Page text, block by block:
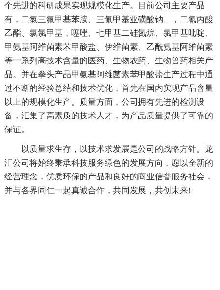
个先进的科研成果实现规模化生产。目前公司主要产品
有，二氯三氟甲基苯胺、三氟甲基亚磺酸钠、，二氰丙酸
乙酯、氯氯甲基，噻唑、七甲基二硅氮烷、氯甲基吡啶、
甲氨基阿维菌素苯甲酸盐、伊维菌素、乙酰氨基阿维菌素
等一系列高技术含量的医药、生物农药、生物兽药相关产
品。并在拳头产品甲氨基阿维菌素苯甲酸盐生产过程中通
过不断的经验总结和技术优化，首先在国内实现产品含量
以上的规模化生产。质量方面，公司拥有先进的检测设
备，汇集了高素质的技术人才，为产品质量提供了可靠的
保证。
以质量求生存，以技术求发展是公司的战略方针。龙
汇公司将始终秉承科技服务绿色的发展方向，愿以全新的
经营理念，优质环保的产品和良好的商业信誉服务社会，
并与各界同仁一起真诚合作，共同发展，共创未来!